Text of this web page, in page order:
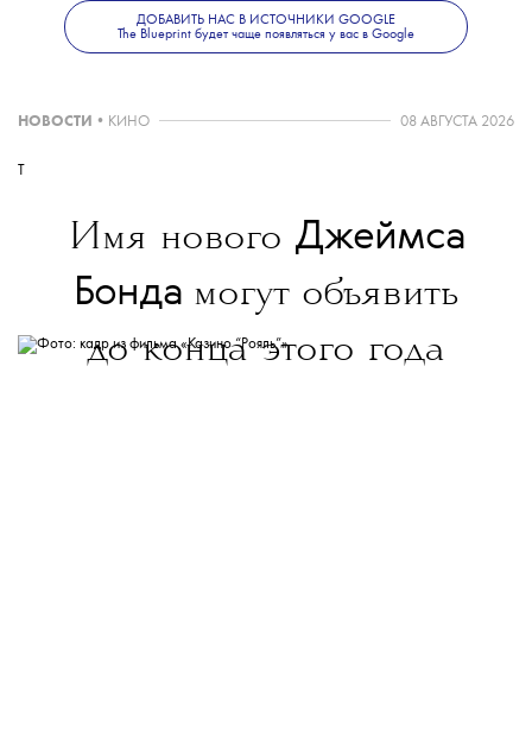
ДОБАВИТЬ НАС В ИСТОЧНИКИ GOOGLE
The Blueprint будет чаще появляться у вас в Google
НОВОСТИ • КИНО 08 АВГУСТА 2026
T
Имя нового Джеймса
Бонда могут объявить
до конца этого года